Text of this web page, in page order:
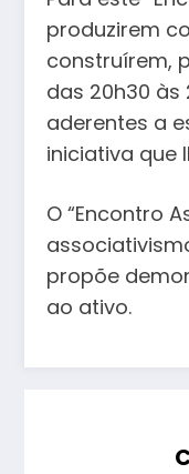
produzirem
construírem,
das 20h30
aderentes a
iniciativa que
O “Encontro
propõe
ao ativo.